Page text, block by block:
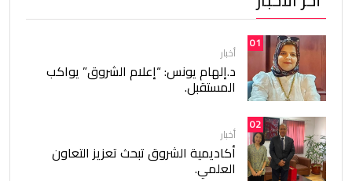
01
أخبار
د.إلهام يونس: “إعلام الشروق” يواكب
المستقبل.
02
أخبار
أكاديمية الشروق تبحث تعزيز التعاون
العلمي.